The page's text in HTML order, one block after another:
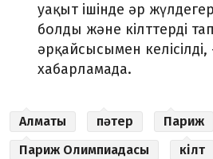
уақыт ішінде әр
болды және кілттерді
әрқайсысымен келісілді,
хабарламада.
Алматы пәтер Париж
Париж Олимпиадасы
кілт